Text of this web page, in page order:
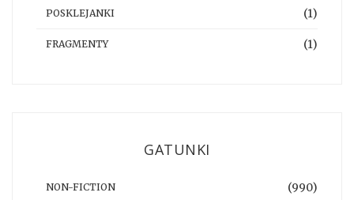
POSKLEJANKI (1)
FRAGMENTY (1)
GATUNKI
NON-FICTION (990)